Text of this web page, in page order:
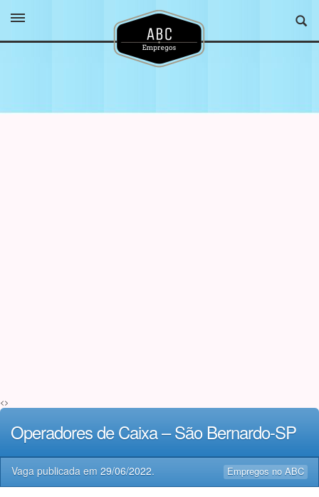
<>
Operadores de Caixa – São Bernardo-SP
Empregos no ABC
Vaga publicada em 29/06/2022.